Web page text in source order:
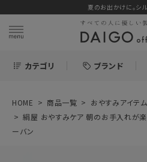
夏のお出かけに。シ
カテゴリ ブランド
HOME 商品一覧 おやすみアイテム
絹屋 おやすみケア 朝のお手入れが
ーバン